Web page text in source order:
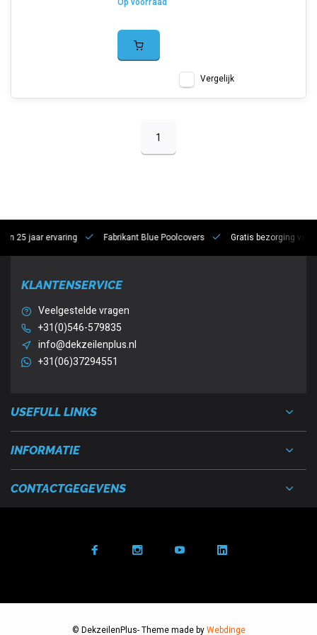
Op voorraad
Vergelijk
1
jaar ervaring Fabrikant Blue Poolcovers Gratis bezorging vanaf
KLANTENSERVICE
Veelgestelde vragen
+31(0)546-579835
info@dekzeilenplus.nl
+31(06)37294551
USEFULL LINKS
INFORMATIE
CONTACTGEGEVENS
© DekzeilenPlus- Theme made byWebdinge